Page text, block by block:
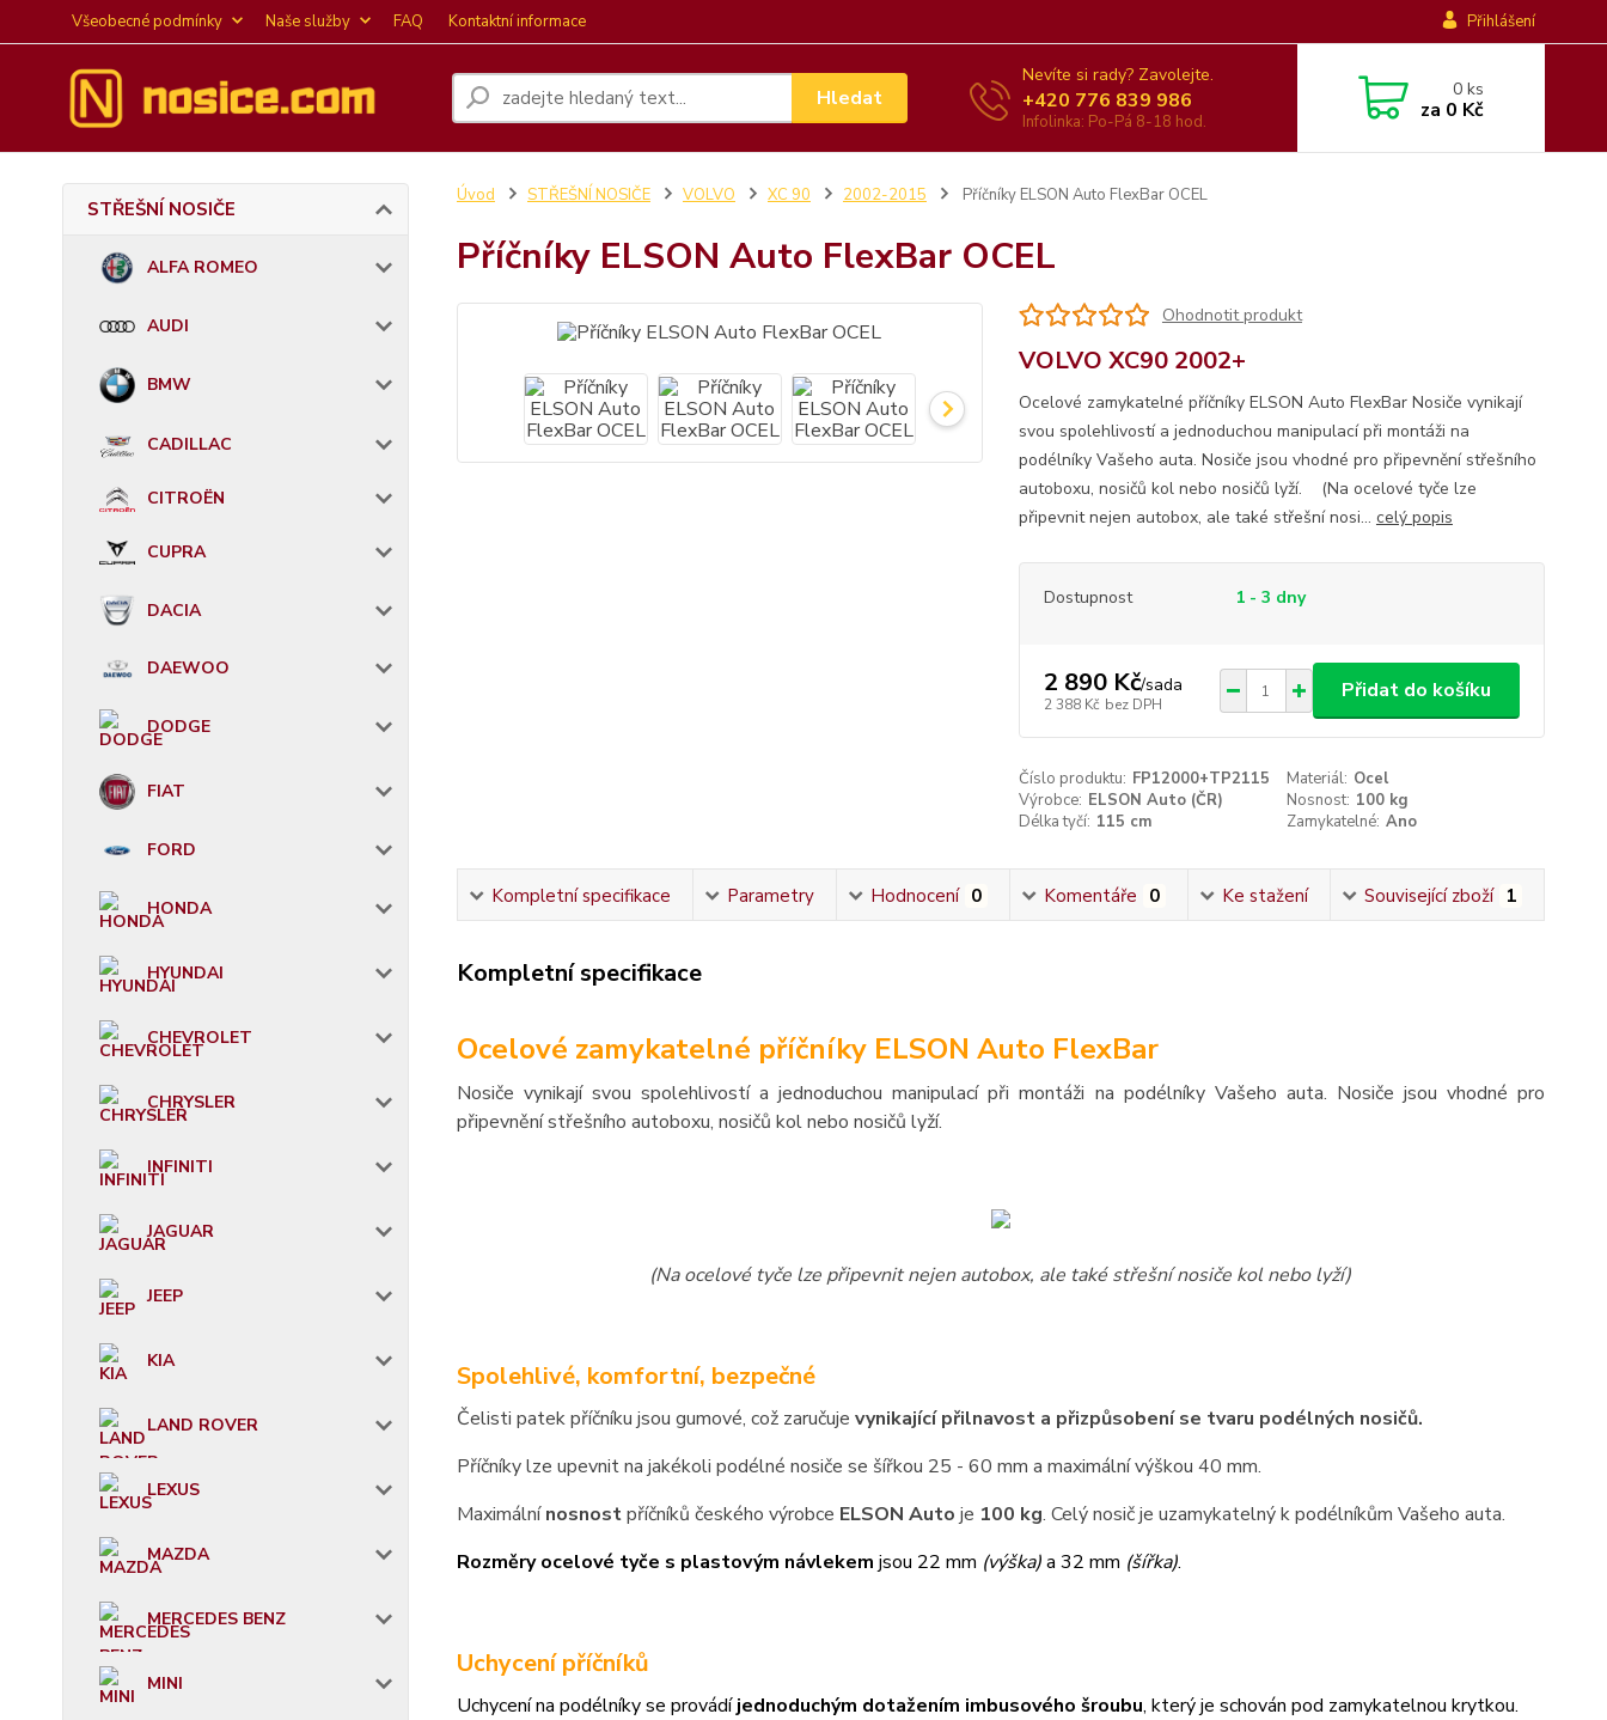
Všeobecné podmínky Naše služby FAQ Kontaktní informace Přihlášení
Hledat
Nevíte si rady? Zavolejte.
+420 776 839 986
Infolinka: Po-Pá 8-18 hod.
0ks
za 0 Kč
STŘEŠNÍ NOSIČE
ALFA ROMEO
AUDI
BMW
CADILLAC
CITROËN
CUPRA
DACIA
DAEWOO
DODGE
FIAT
FORD
HONDA
HYUNDAI
CHEVROLET
CHRYSLER
INFINITI
JAGUAR
JEEP
KIA
LAND ROVER
LEXUS
MAZDA
MERCEDES BENZ
MINI
Úvod STŘEŠNÍ NOSIČE VOLVO XC 90 2002-2015 Příčníky ELSON Auto FlexBar OCEL
Příčníky ELSON Auto FlexBar OCEL
Ohodnotit produkt
VOLVO XC90 2002+
Ocelové zamykatelné příčníky ELSON Auto FlexBar Nosiče vynikají
svou spolehlivostí a jednoduchou manipulací při montáži na
podélníky Vašeho auta. Nosiče jsou vhodné pro připevnění střešního
autoboxu, nosičů kol nebo nosičů lyží. (Na ocelové tyče lze
připevnit nejen autobox, ale také střešní nosi... celý popis
Dostupnost 1 - 3 dny
2 890 Kč/sada
2 388 Kč bez DPH
Přidat do košíku
Číslo produktu: FP12000+TP2115 Materiál: Ocel
Výrobce: ELSON Auto (ČR) Nosnost: 100 kg
Délka tyčí: 115 cm Zamykatelné: Ano
Kompletní specifikace Parametry Hodnocení 0 Komentáře 0 Ke stažení Související zboží 1
Kompletní specifikace
Ocelové zamykatelné příčníky ELSON Auto FlexBar
Nosiče vynikají svou spolehlivostí a jednoduchou manipulací při montáži na podélníky Vašeho auta. Nosiče jsou vhodné pro
připevnění střešního autoboxu, nosičů kol nebo nosičů lyží.
(Na ocelové tyče lze připevnit nejen autobox, ale také střešní nosiče kol nebo lyží)
Spolehlivé, komfortní, bezpečné
Čelisti patek příčníku jsou gumové, což zaručuje vynikající přilnavost a přizpůsobení se tvaru podélných nosičů.
Příčníky lze upevnit na jakékoli podélné nosiče se šířkou 25 - 60 mm a maximální výškou 40 mm.
Maximálnínosnostpříčníků českého výrobce ELSON Auto je 100 kg. Celý nosič je uzamykatelný k podélníkům Vašeho auta.
Rozměry ocelové tyče s plastovým návlekem jsou 22 mm (výška)a 32 mm (šířka).
Uchycení příčníků
Uchycení na podélníky se provádíjednoduchým dotažením imbusového šroubu, který je schován pod zamykatelnou krytkou.